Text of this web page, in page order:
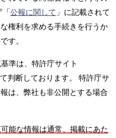
「公報に関して 」に記載されて
権利を求める手続きを行うか
す。
準は、特許庁サイト
判断しております。 特許庁サ
は、弊社も非公開とする場合
能な情報は通常、掲載にあた